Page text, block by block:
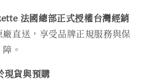
法國總部正式授權台灣經銷
廠直送，享受品牌正規服務與保
障。
現貨與預購